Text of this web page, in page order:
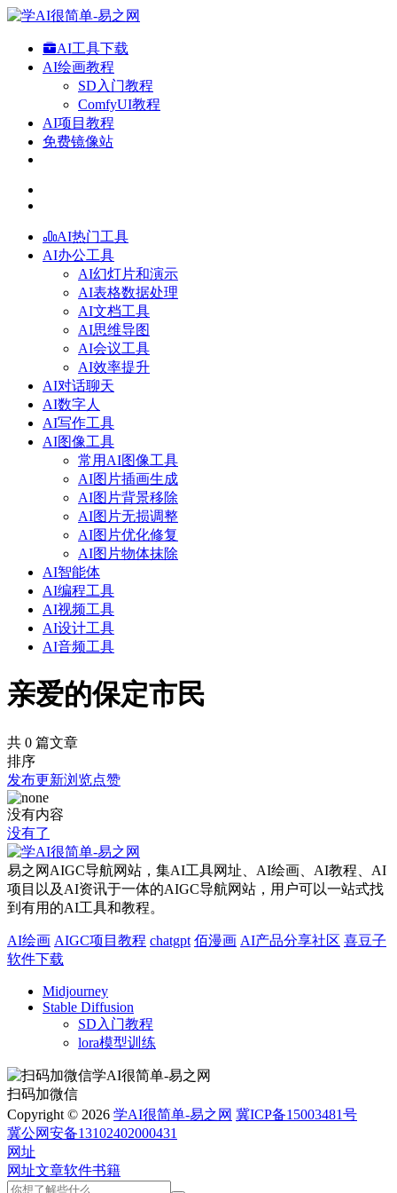
AI工具下载
AI绘画教程
SD入门教程
ComfyUI教程
AI项目教程
免费镜像站
AI热门工具
AI办公工具
AI幻灯片和演示
AI表格数据处理
AI文档工具
AI思维导图
AI会议工具
AI效率提升
AI对话聊天
AI数字人
AI写作工具
AI图像工具
常用AI图像工具
AI图片插画生成
AI图片背景移除
AI图片无损调整
AI图片优化修复
AI图片物体抹除
AI智能体
AI编程工具
AI视频工具
AI设计工具
AI音频工具
亲爱的保定市民
共 0 篇文章
排序
发布更新浏览点赞
没有内容
没有了
易之网AIGC导航网站，集AI工具网址、AI绘画、AI教程、AI
项目以及AI资讯于一体的AIGC导航网站，用户可以一站式找
到有用的AI工具和教程。
AI绘画 AIGC项目教程 chatgpt 佰漫画 AI产品分享社区 喜豆子
软件下载
Midjourney
Stable Diffusion
SD入门教程
lora模型训练
扫码加微信
Copyright © 2026 学AI很简单-易之网 冀ICP备15003481号
冀公网安备13102402000431
网址
网址文章软件书籍